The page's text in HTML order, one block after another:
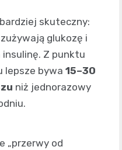
skuteczny:
glukozę i
Z punktu
lepsze bywa 15–30
niż jednorazowy
„przerwy od